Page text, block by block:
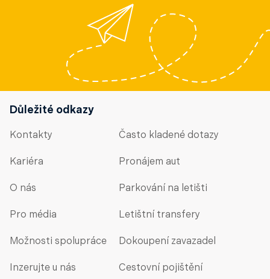
Důležité odkazy
Kontakty
Kariéra
O nás
Pro média
Možnosti spolupráce
Inzerujte u nás
Často kladené dotazy
Pronájem aut
Parkování na letišti
Letištní transfery
Dokoupení zavazadel
Cestovní pojištění